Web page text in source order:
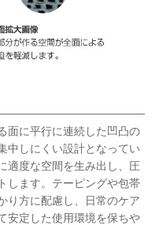
面に平行に連続した凹凸の
中しにくい設計となってい
適度な空間を生み出し、圧
します。テーピングや包帯
り方に配慮し、日常のケア
安定した使用環境を保ちや